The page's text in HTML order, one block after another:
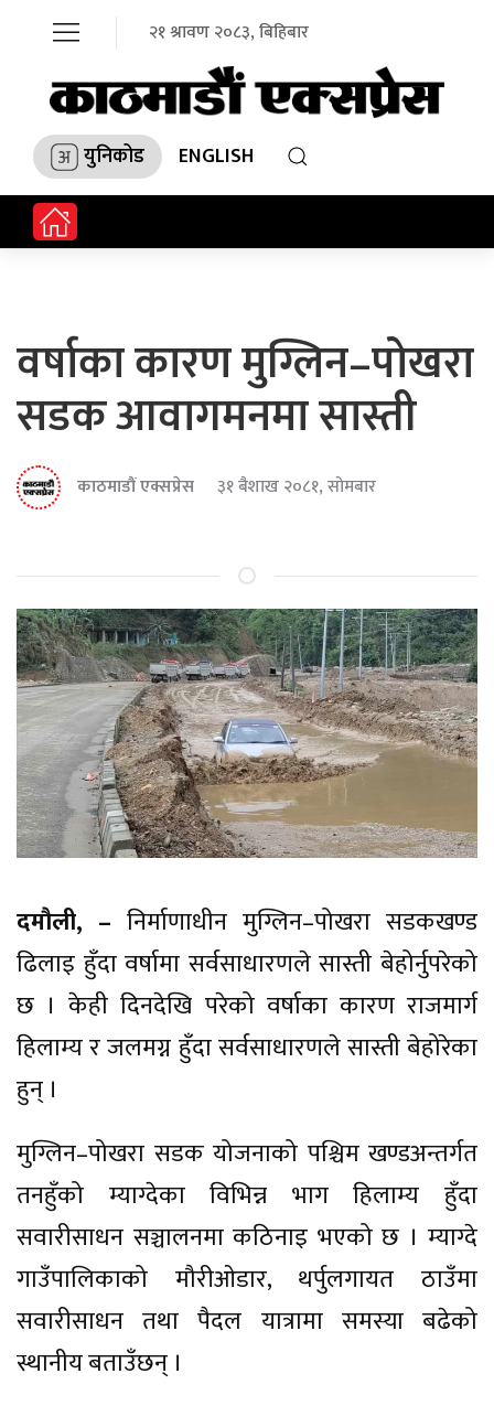
२१ श्रावण २०८३, बिहिबार
युनिकोड ENGLISH
वर्षाका कारण मुग्लिन–पोखरा
सडक आवागमनमा सास्ती
काठमाडौं एक्सप्रेस ३१ बैशाख २०८१, सोमबार
दमौली, – निर्माणाधीन मुग्लिन–पोखरा सडकखण्ड
ढिलाइ हुँदा वर्षामा सर्वसाधारणले सास्ती बेहोर्नुपरेको
छ । केही दिनदेखि परेको वर्षाका कारण राजमार्ग
हिलाम्य र जलमग्न हुँदा सर्वसाधारणले सास्ती बेहोरेका
हुन् ।
मुग्लिन–पोखरा सडक योजनाको पश्चिम खण्डअन्तर्गत
तनहुँको म्याग्देका विभिन्न भाग हिलाम्य हुँदा
सवारीसाधन सञ्चालनमा कठिनाइ भएको छ । म्याग्दे
गाउँपालिकाको मौरीओडार, थर्पुलगायत ठाउँमा
सवारीसाधन तथा पैदल यात्रामा समस्या बढेको
स्थानीय बताउँछन् ।